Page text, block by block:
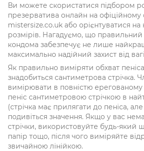
Ви можете скористатися підбором
презерватива онлайн на офіційному
mistersize.co.uk або орієнтуватися
розмірів. Нагадуємо, що правильний
кондома забезпечує не лише
максимально надійний захист від
Як правильно виміряти обхват
знадобиться сантиметрова стрічка.
вимірювати в повністю ерегованому
пеніс сантиметровою стрічкою в
(стрічка має прилягати до пеніса, але
подивіться значення. Якщо у вас
стрічки, використовуйте будь-який
папір тощо, після чого виміряйте
звичайною лінійкою.